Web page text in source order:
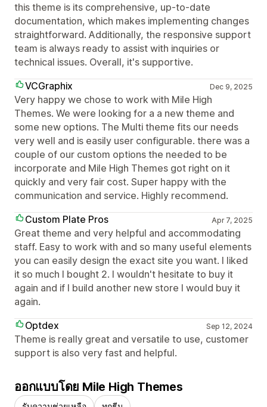
this theme is its comprehensive, up-to-date
documentation, which makes implementing changes
straightforward. Additionally, the responsive support
team is always ready to assist with inquiries or
technical issues. Overall, it's supportive.
VCGraphix
Dec 9, 2025
Very happy we chose to work with Mile High
Themes. We were looking for a a new theme and
some new options. The Multi theme fits our needs
very well and is easily user configurable. there was a
couple of our custom options the needed to be
incorporate and Mile High Themes got right on it
quickly and very fair cost. Super happy with the
communication and service. Highly recommend.
Custom Plate Pros
Apr 7, 2025
Great theme and very helpful and accommodating
staff. Easy to work with and so many useful elements
you can easily design the exact site you want. I liked
it so much I bought 2. I wouldn't hesitate to buy it
again and if I build another new store I would buy it
again.
Optdex
Sep 12, 2024
Theme is really great and versatile to use, customer
support is also very fast and helpful.
ออกแบบโดย Mile High Themes